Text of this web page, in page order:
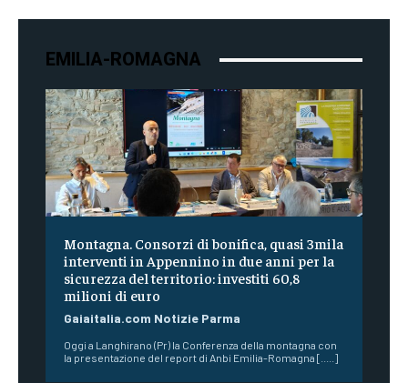
EMILIA-ROMAGNA
Montagna. Consorzi di bonifica, quasi 3mila
interventi in Appennino in due anni per la
sicurezza del territorio: investiti 60,8
milioni di euro
Gaiaitalia.com Notizie Parma
Oggi a Langhirano (Pr) la Conferenza della montagna con
la presentazione del report di Anbi Emilia-Romagna [.....]